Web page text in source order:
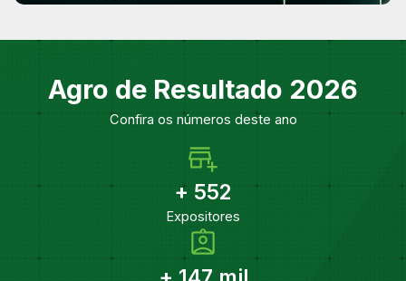
Agro de Resultado 2026
Confira os números deste ano
+ 552
Expositores